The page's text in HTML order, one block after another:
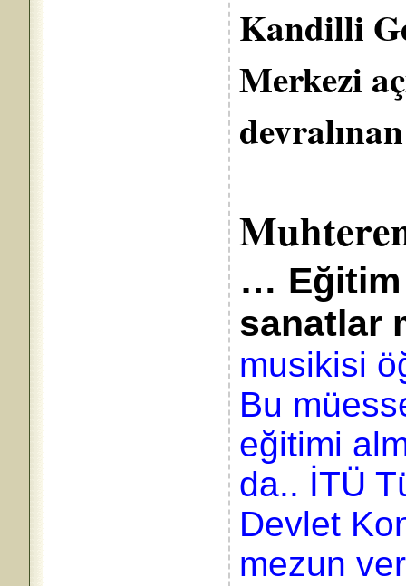
Kandilli
Merkezi
…
sanatlar
musikisi
Bu
eğitimi
da.. İTÜ
Devlet
mezun